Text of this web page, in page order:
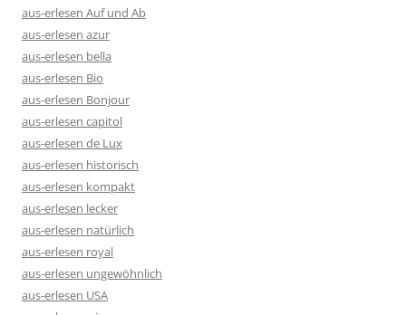
aus-erlesen Auf und Ab
aus-erlesen azur
aus-erlesen bella
aus-erlesen Bio
aus-erlesen Bonjour
aus-erlesen capitol
aus-erlesen de Lux
aus-erlesen historisch
aus-erlesen kompakt
aus-erlesen lecker
aus-erlesen natürlich
aus-erlesen royal
aus-erlesen ungewöhnlich
aus-erlesen USA